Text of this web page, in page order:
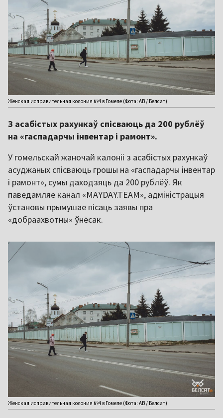
Женская исправительная колония №4 в Гомеле (Фота: АВ / Белсат)
З асабістых рахункаў спісваюць да 200 рублёў
на «гаспадарчы інвентар і рамонт».
У гомельскай жаночай калоніі з асабістых рахункаў
асуджаных спісваюць грошы на «гаспадарчы інвентар
і рамонт», сумы даходзяць да 200 рублёў. Як
паведамляе канал «MAYDAY.TEAM», адміністрацыя
ўстановы прымушае пісаць заявы пра
«добраахвотны» ўнёсак.
Женская исправительная колония №4 в Гомеле (Фота: АВ / Белсат)